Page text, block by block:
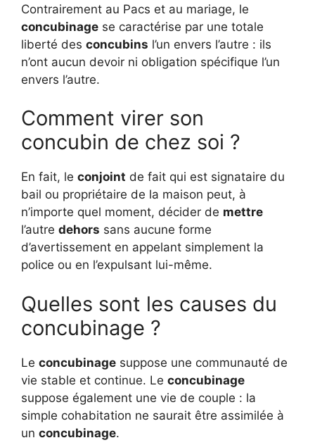
Contrairement au Pacs et au mariage, le
concubinage se caractérise par une totale
liberté des concubins l’un envers l’autre : ils
n’ont aucun devoir ni obligation spécifique l’un
envers l’autre.
Comment virer son
concubin de chez soi ?
En fait, le conjoint de fait qui est signataire du
bail ou propriétaire de la maison peut, à
n’importe quel moment, décider de mettre
l’autre dehors sans aucune forme
d’avertissement en appelant simplement la
police ou en l’expulsant lui-même.
Quelles sont les causes du
concubinage ?
Le concubinage suppose une communauté de
vie stable et continue. Le concubinage
suppose également une vie de couple : la
simple cohabitation ne saurait être assimilée à
un concubinage.